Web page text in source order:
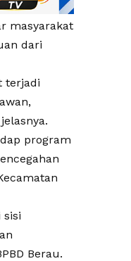
masyarakat
dari
terjadi
program
sisi
Berau.